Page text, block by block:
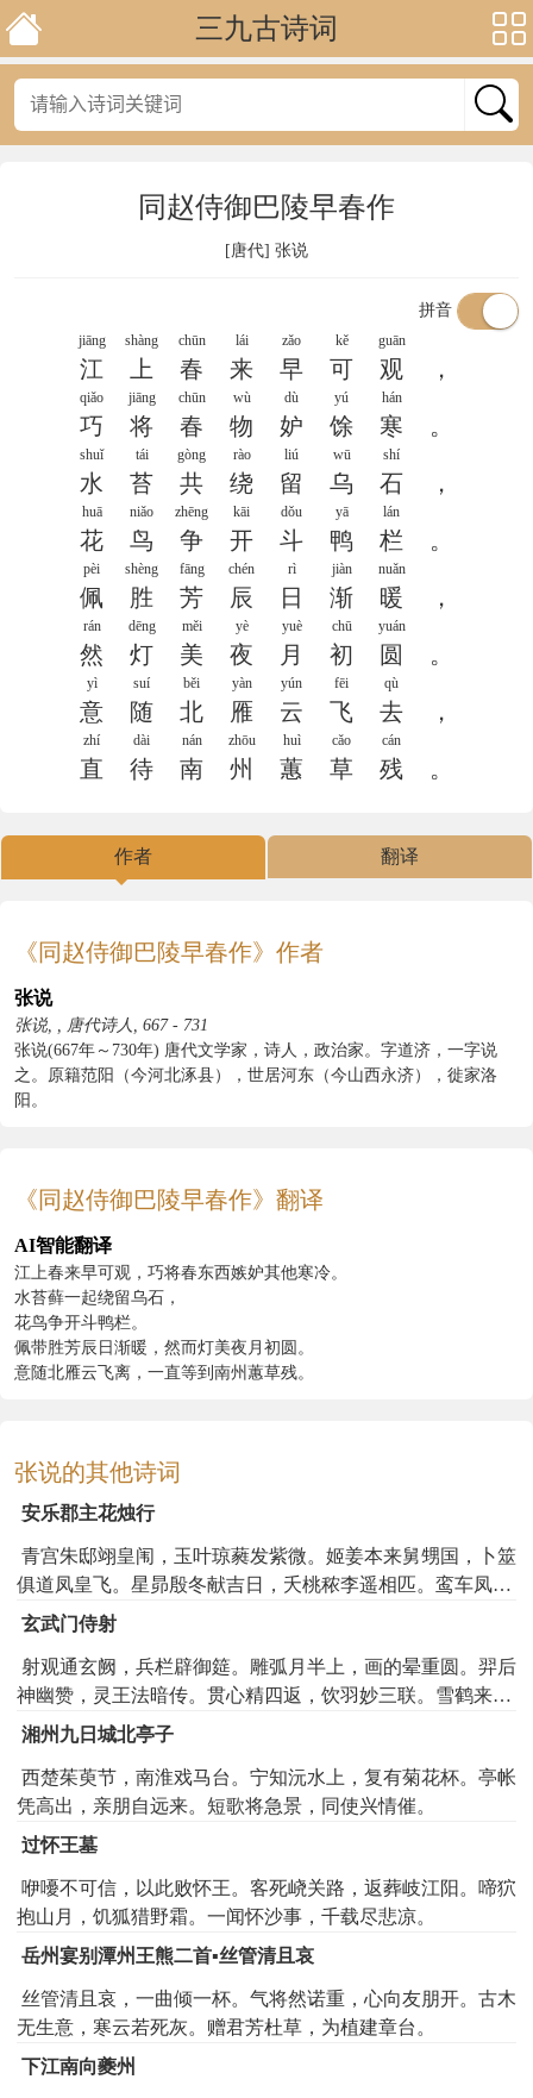
三九古诗词
同赵侍御巴陵早春作
[唐代] 张说
拼音
jiāng shàng chūn lái zǎo kě guān
江 上 春 来 早 可 观 ，
qiǎo jiāng chūn wù dù yú hán
巧 将 春 物 妒 馀 寒 。
shuǐ tái gòng rào liú wū shí
水 苔 共 绕 留 乌 石 ，
huā niǎo zhēng kāi dǒu yā lán
花 鸟 争 开 斗 鸭 栏 。
pèi shèng fāng chén rì jiàn nuǎn
佩 胜 芳 辰 日 渐 暖 ，
rán dēng měi yè yuè chū yuán
然 灯 美 夜 月 初 圆 。
yì suí běi yàn yún fēi qù
意 随 北 雁 云 飞 去 ，
zhí dài nán zhōu huì cǎo cán
直 待 南 州 蕙 草 残 。
作者 翻译
《同赵侍御巴陵早春作》作者
张说
张说, , 唐代诗人, 667 - 731
张说(667年～730年) 唐代文学家，诗人，政治家。字道济，一字说
之。原籍范阳（今河北涿县），世居河东（今山西永济），徙家洛
阳。
《同赵侍御巴陵早春作》翻译
AI智能翻译
江上春来早可观，巧将春东西嫉妒其他寒冷。
水苔藓一起绕留乌石，
花鸟争开斗鸭栏。
佩带胜芳辰日渐暖，然而灯美夜月初圆。
意随北雁云飞离，一直等到南州蕙草残。
张说的其他诗词
安乐郡主花烛行
青宫朱邸翊皇闱，玉叶琼蕤发紫微。姬姜本来舅甥国，卜筮
俱道凤皇飞。星昴殷冬献吉日，夭桃秾李遥相匹。鸾车凤传
王子来，龙楼月殿天孙出。平台火树连上阳，紫炬红轮十二
节鼓清笳前启路。城隅靡靡稍东还，桥上鳞鳞转南渡。五方
观者聚中京，四合尘烟涨洛城。商女香车珠结网，天人宝马
玉繁缨。百壶渌酒千斤肉，大道连延障锦轴。先祝圣人寿万
梁园山竹凝云汉，仰望高楼在天半。翠幕兰堂苏合薰，珠帘
挂户水波纹。别起芙蓉织成帐，金镂鸳鸯两相向。罽茵饰地
承雕履，花烛分阶移锦帐。织女西垂隐烛台，双童连缕合欢
富贵婚姻古无有。清歌棠棣美王姬，流化邦人正夫妇。
玄武门侍射
射观通玄阙，兵栏辟御筵。雕弧月半上，画的晕重圆。羿后
神幽赞，灵王法暗传。贯心精四返，饮羽妙三联。雪鹤来衔
箭，星麟下集弦。一逢军宴洽，万庆武功宣。
湘州九日城北亭子
西楚茱萸节，南淮戏马台。宁知沅水上，复有菊花杯。亭帐
凭高出，亲朋自远来。短歌将急景，同使兴情催。
过怀王墓
咿嚘不可信，以此败怀王。客死峣关路，返葬岐江阳。啼狖
抱山月，饥狐猎野霜。一闻怀沙事，千载尽悲凉。
岳州宴别潭州王熊二首▪丝管清且哀
丝管清且哀，一曲倾一杯。气将然诺重，心向友朋开。古木
无生意，寒云若死灰。赠君芳杜草，为植建章台。
下江南向夔州